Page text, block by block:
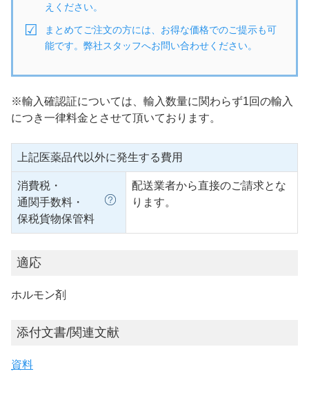
えください。
まとめてご注文の方には、お得な価格でのご提示も可
能です。弊社スタッフへお問い合わせください。
※輸入確認証については、輸入数量に関わらず1回の輸入
につき一律料金とさせて頂いております。
上記医薬品代以外に発生する費用
消費税・
通関手数料・
保税貨物保管料
配送業者から直接のご請求とな
ります。
適応
ホルモン剤
添付文書/関連文献
資料